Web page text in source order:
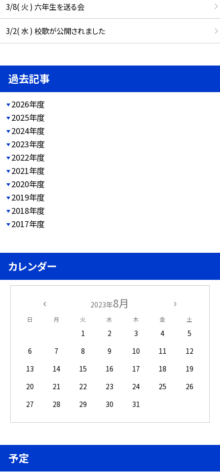
3/8( 火 ) 六年生を送る会
3/2( 水 ) 校歌が公開されました
過去記事
2026年度
2025年度
2024年度
2023年度
2022年度
2021年度
2020年度
2019年度
2018年度
2017年度
カレンダー
2023年8月
日 月 火 水 木 金 土
1 2 3 4
5
6
7 8 9 10 11
12
13
14 15 16 17 18
19
20
21 22 23 24 25
26
27
28 29 30 31
予定